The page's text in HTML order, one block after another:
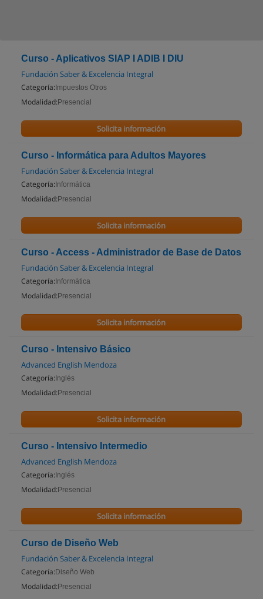
Curso - Aplicativos SIAP I ADIB I DIU
Fundación Saber & Excelencia Integral
Categoría: Impuestos Otros
Modalidad: Presencial
Solicita información
Curso - Informática para Adultos Mayores
Fundación Saber & Excelencia Integral
Categoría: Informática
Modalidad: Presencial
Solicita información
Curso - Access - Administrador de Base de Datos
Fundación Saber & Excelencia Integral
Categoría: Informática
Modalidad: Presencial
Solicita información
Curso - Intensivo Básico
Advanced English Mendoza
Categoría: Inglés
Modalidad: Presencial
Solicita información
Curso - Intensivo Intermedio
Advanced English Mendoza
Categoría: Inglés
Modalidad: Presencial
Solicita información
Curso de Diseño Web
Fundación Saber & Excelencia Integral
Categoría: Diseño Web
Modalidad: Presencial